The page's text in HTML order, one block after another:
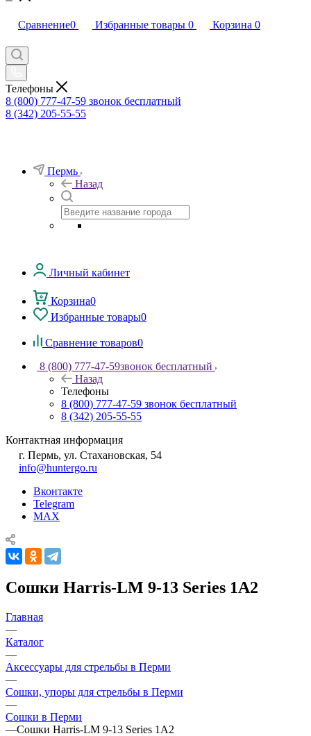
Сравнение0 Избранные товары 0 Корзина 0
Телефоны
8 (800) 777-47-59 звонок бесплатный
8 (342) 205-55-55
Пермь
Назад
Личный кабинет
Корзина0
Избранные товары0
Сравнение товаров0
8 (800) 777-47-59звонок бесплатный
Назад
Телефоны
8 (800) 777-47-59 звонок бесплатный
8 (342) 205-55-55
Контактная информация
г. Пермь, ул. Стахановская, 54
info@huntergo.ru
Вконтакте
Telegram
MAX
Сошки Harris-LM 9-13 Series 1A2
Главная
—
Каталог
—
Аксессуары для стрельбы в Перми
—
Сошки, упоры для стрельбы в Перми
—
Сошки в Перми
—Сошки Harris-LM 9-13 Series 1A2